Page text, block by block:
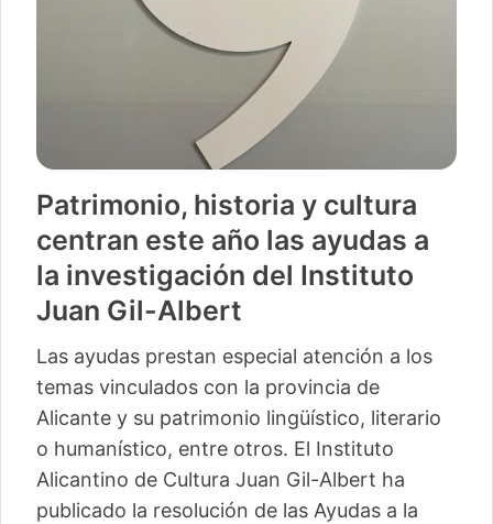
Patrimonio, historia y cultura
centran este año las ayudas a
la investigación del Instituto
Juan Gil-Albert
Las ayudas prestan especial atención a los
temas vinculados con la provincia de
Alicante y su patrimonio lingüístico, literario
o humanístico, entre otros. El Instituto
Alicantino de Cultura Juan Gil-Albert ha
publicado la resolución de las Ayudas a la